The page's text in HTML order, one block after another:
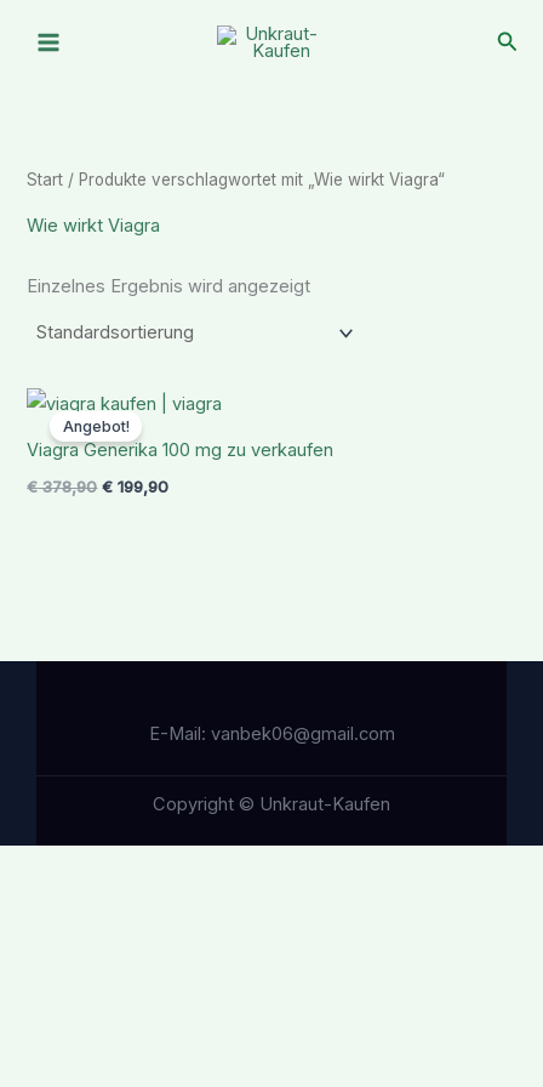
Inhalt
Start / Produkte verschlagwortet mit „Wie wirkt Viagra“
Wie wirkt Viagra
Einzelnes Ergebnis wird angezeigt
Angebot!
Viagra Generika 100 mg zu verkaufen
€378,90
Ursprünglicher
Preis
war:
€ 378,90
€ 199,90
Aktueller
Preis
€ 199,90.
E-Mail: vanbek06@gmail.com
Copyright © Unkraut-Kaufen